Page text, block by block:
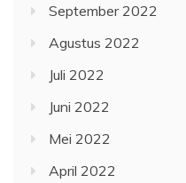
September 2022
Agustus 2022
Juli 2022
Juni 2022
Mei 2022
April 2022